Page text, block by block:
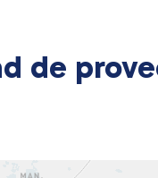
de